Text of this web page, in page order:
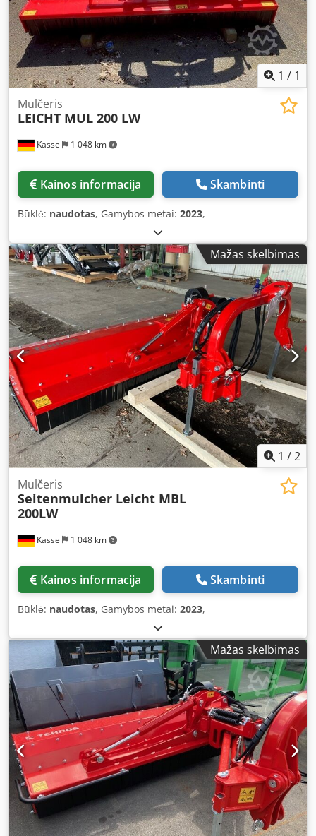
1 / 1
Kassel 1 048 km
Mulčeris
LEICHT MUL 200 LW
Kainos informacija Skambinti
Būklė: naudotas, Gamybos metai: 2023,
Mažas skelbimas
1 /2
Kassel 1 048 km
Mulčeris
Seitenmulcher Leicht MBL
200LW
Kainos informacija Skambinti
Būklė: naudotas, Gamybos metai: 2023,
Mažas skelbimas